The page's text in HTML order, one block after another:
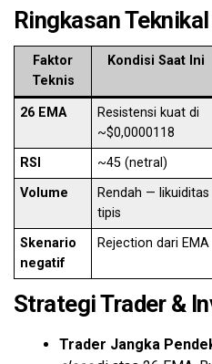
Ringkasan
Faktor
Teknis
Kondisi Saat Ini
26 EMA
Resistensi kuat di
~$0,0000118
RSI
~45 (netral)
Volume
Rendah — likuiditas
tipis
Skenario
negatif
Rejection dari EMA
Strategi Trader &
Trader Jangka